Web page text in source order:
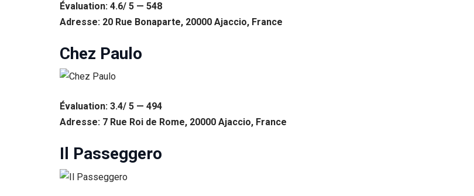
Évaluation: 4.6/ 5 — 548
Adresse: 20 Rue Bonaparte, 20000 Ajaccio, France
Chez Paulo
Évaluation: 3.4/ 5 — 494
Adresse: 7 Rue Roi de Rome, 20000 Ajaccio, France
Il Passeggero